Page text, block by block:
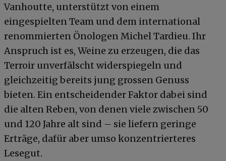
Vanhoutte, unterstützt von einem
eingespielten Team und dem international
renommierten Önologen Michel Tardieu. Ihr
Anspruch ist es, Weine zu erzeugen, die das
Terroir unverfälscht widerspiegeln und
gleichzeitig bereits jung grossen Genuss
bieten. Ein entscheidender Faktor dabei sind
die alten Reben, von denen viele zwischen 50
und 120 Jahre alt sind – sie liefern geringe
Erträge, dafür aber umso konzentrierteres
Lesegut.